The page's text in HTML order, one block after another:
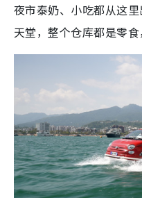
夜市泰奶、小吃都从这
天堂，整个仓库都是零食